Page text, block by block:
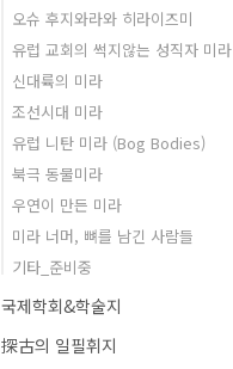
오슈 후지와라와 히라이즈미
유럽 교회의 썩지않는 성직자 미라
신대륙의 미라
조선시대 미라
유럽 니탄 미라 (Bog Bodies)
북극 동물미라
우연이 만든 미라
미라 너머, 뼈를 남긴 사람들
기타_준비중
국제학회&학술지
探古의 일필휘지